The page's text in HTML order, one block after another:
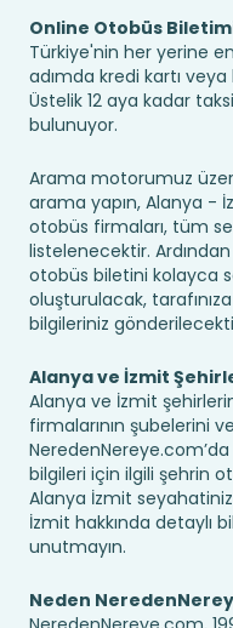
Online Otobüs
Türkiye'nin her yerine
adımda kredi kartı veya
Üstelik 12 aya kadar
bulunuyor.
Arama motorumuz
arama yapın, Alanya -
otobüs firmaları, tüm
listelenecektir.
otobüs biletini kolayca
oluşturulacak,
bilgileriniz
Alanya ve İzmit
Alanya ve İzmit
firmalarının şubelerini
bilgileri için ilgili şehrin
Alanya İzmit
İzmit hakkında detaylı
unutmayın.
Neden